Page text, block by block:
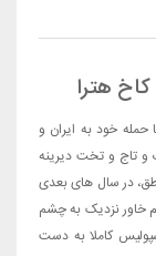
هترا
با حمله خود به ایران و
و تاج و تخت دیرینه
در سال های بعدی
خاور نزدیک به چشم
و پرسپولیس کاملا به دست